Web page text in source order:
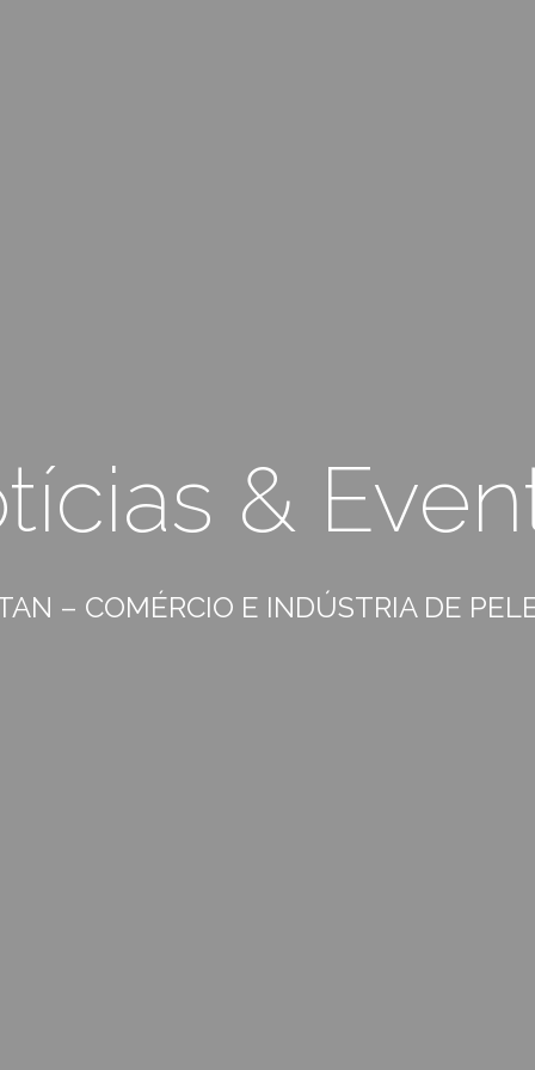
&
– COMÉRCIO E INDÚSTRIA DE